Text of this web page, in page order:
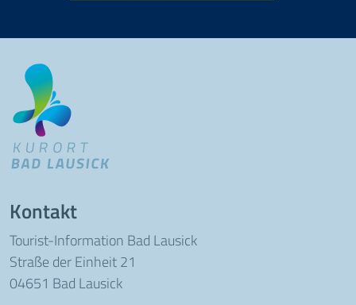
Kontakt
Tourist-Information Bad Lausick
Straße der Einheit 21
04651 Bad Lausick